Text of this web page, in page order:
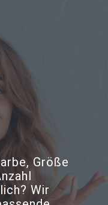
Größe
Wir